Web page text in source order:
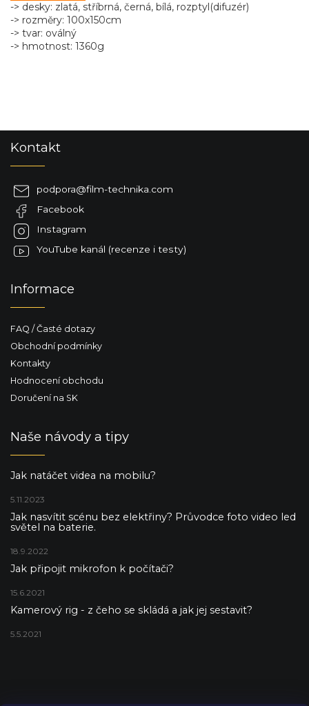
-> desky: zlatá, stříbrná, černá, bílá, rozptyl(difuzér)
-> rozměry: 100x150cm
-> tvar: oválný
-> hmotnost: 1360g
Kontakt
podpora@film-technika.com
Facebook
Instagram
YouTube kanál (recenze i testy)
Informace
FAQ / Časté dotazy
Obchodní podmínky
Kontakty
Hodnocení obchodu
Doručení na SK
Naše návody a tipy
Jak natáčet videa na mobilu?
5.11.2023
Jak nasvítit scénu bez elektřiny? Průvodce foto video led
světel na baterie.
18.9.2022
Jak připojit mikrofon k počítači?
15.6.2021
Kamerový rig - z čeho se skládá a jak jej sestavit?
5.5.2021